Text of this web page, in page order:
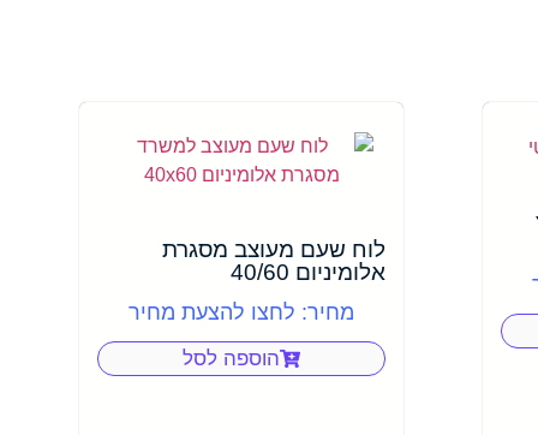
לוח שעם מעוצב מסגרת
אלומיניום 40/60
מחיר: לחצו להצעת מחיר
הוספה לסל